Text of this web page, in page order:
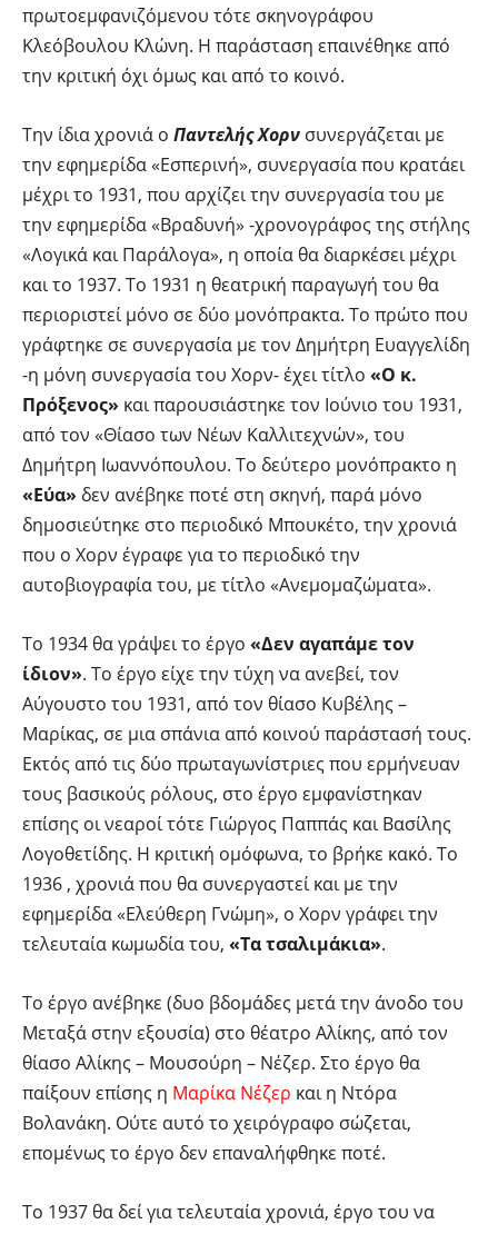
πρωτοεμφανιζόμενου τότε σκηνογράφου
Κλεόβουλου Κλώνη. Η παράσταση επαινέθηκε από
την κριτική όχι όμως και από το κοινό.
Την ίδια χρονιά ο Παντελής Χορν συνεργάζεται με
την εφημερίδα «Εσπερινή», συνεργασία που κρατάει
μέχρι το 1931, που αρχίζει την συνεργασία του με
την εφημερίδα «Βραδυνή» -χρονογράφος της στήλης
«Λογικά και Παράλογα», η οποία θα διαρκέσει μέχρι
και το 1937. Το 1931 η θεατρική παραγωγή του θα
περιοριστεί μόνο σε δύο μονόπρακτα. Το πρώτο που
γράφτηκε σε συνεργασία με τον Δημήτρη Ευαγγελίδη
-η μόνη συνεργασία του Χορν- έχει τίτλο «Ο κ.
Πρόξενος» και παρουσιάστηκε τον Ιούνιο του 1931,
από τον «Θίασο των Νέων Καλλιτεχνών», του
Δημήτρη Ιωαννόπουλου. Το δεύτερο μονόπρακτο η
«Εύα» δεν ανέβηκε ποτέ στη σκηνή, παρά μόνο
δημοσιεύτηκε στο περιοδικό Μπουκέτο, την χρονιά
που ο Χορν έγραφε για το περιοδικό την
αυτοβιογραφία του, με τίτλο «Ανεμομαζώματα».
Το 1934 θα γράψει το έργο «Δεν αγαπάμε τον
ίδιον». Το έργο είχε την τύχη να ανεβεί, τον
Αύγουστο του 1931, από τον θίασο Κυβέλης –
Μαρίκας, σε μια σπάνια από κοινού παράστασή τους.
Εκτός από τις δύο πρωταγωνίστριες που ερμήνευαν
τους βασικούς ρόλους, στο έργο εμφανίστηκαν
επίσης οι νεαροί τότε Γιώργος Παππάς και Βασίλης
Λογοθετίδης. Η κριτική ομόφωνα, το βρήκε κακό. Το
1936 , χρονιά που θα συνεργαστεί και με την
εφημερίδα «Ελεύθερη Γνώμη», ο Χορν γράφει την
τελευταία κωμωδία του, «Τα τσαλιμάκια».
Το έργο ανέβηκε (δυο βδομάδες μετά την άνοδο του
Μεταξά στην εξουσία) στο θέατρο Αλίκης, από τον
θίασο Αλίκης – Μουσούρη – Νέζερ. Στο έργο θα
παίξουν επίσης η Μαρίκα Νέζερ και η Ντόρα
Βολανάκη. Ούτε αυτό το χειρόγραφο σώζεται,
επομένως το έργο δεν επαναλήφθηκε ποτέ.
Το 1937 θα δεί για τελευταία χρονιά, έργο του να